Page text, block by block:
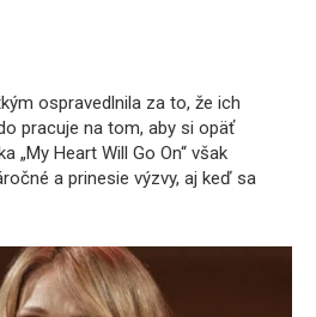
ospravedlnila za to, že ich
pracuje na tom, aby si opäť
„My Heart Will Go On“ však
a prinesie výzvy, aj keď sa